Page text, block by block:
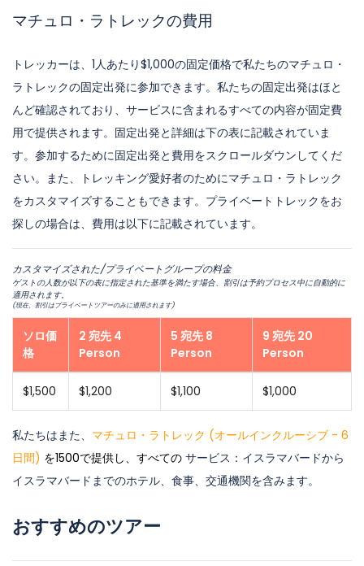
マチュロ・ラトレックの費用
トレッカーは、1人あたり$1,000の固定価格で私たちのマチュロ・
ラトレックの固定出発に参加できます。私たちの固定出発はほと
んど確認されており、サービスに含まれるすべての内容が固定費
用で提供されます。固定出発と詳細は下の表に記載されていま
す。参加するために固定出発と費用をスクロールダウンしてくだ
さい。また、トレッキング愛好者のためにマチュロ・ラトレック
をカスタマイズすることもできます。プライベートトレックをお
探しの場合は、費用は以下に記載されています。
カスタマイズされた/プライベートグループの料金
ゲストの人数が以下の表に指定された基準を満たす場合、割引は予約プロセス中に自動的に
適用されます。
(現在、割引はプライベートツアーのみに適用されます)
ソロ価
格
2 宛先 4
Person
5 宛先 8
Person
9 宛先 20
Person
$1,500 $1,200 $1,100 $1,000
私たちはまた、 マチュロ・ラトレック (オールインクルーシブ - 6
日間) を1500で提供し、すべての サービス：イスラマバードから
イスラマバードまでのホテル、食事、交通機関を含みます。
おすすめのツアー